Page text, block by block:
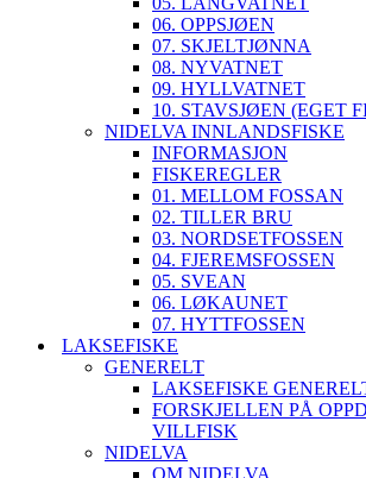
06. OPPSJØEN
07. SKJELTJØNNA
08. NYVATNET
09. HYLLVATNET
10. STAVSJØEN (EGET
NIDELVA INNLANDSFISKE
INFORMASJON
FISKEREGLER
01. MELLOM FOSSAN
02. TILLER BRU
03. NORDSETFOSSEN
04. FJEREMSFOSSEN
05. SVEAN
06. LØKAUNET
07. HYTTFOSSEN
LAKSEFISKE
GENERELT
LAKSEFISKE
FORSKJELLEN PÅ
VILLFISK
NIDELVA
OM NIDELVA